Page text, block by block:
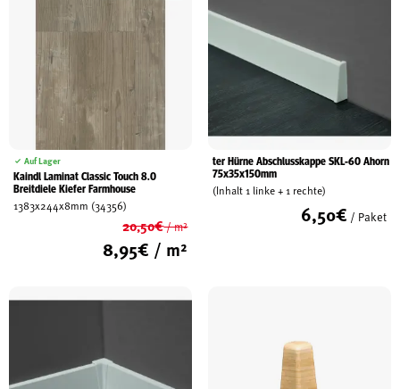
Auf Lager
Kaindl Laminat Classic Touch 8.0
Breitdiele Kiefer Farmhouse
1383x244x8mm (34356)
20,50€/ m²
8,95€ / m²
ist:
ter Hürne Abschlusskappe SKL-60 Ahorn
75x35x150mm
(Inhalt 1 linke + 1 rechte)
6,50€ / Paket